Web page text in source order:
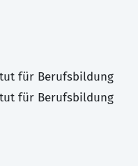
für Berufsbildung
für Berufsbildung